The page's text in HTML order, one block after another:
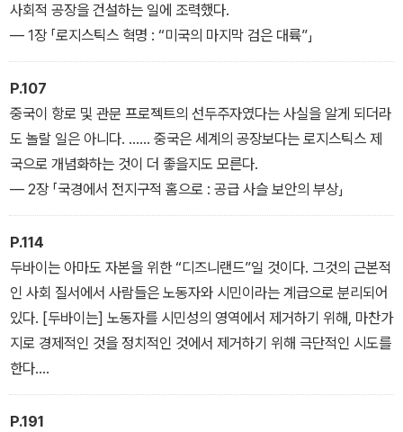
사회적 공장을 건설하는 일에 조력했다.
― 1장 「로지스틱스 혁명 : “미국의 마지막 검은 대륙”」
P.107
중국이 항로 및 관문 프로젝트의 선두주자였다는 사실을 알게 되더라
도 놀랄 일은 아니다. …… 중국은 세계의 공장보다는 로지스틱스 제
국으로 개념화하는 것이 더 좋을지도 모른다.
― 2장 「국경에서 전지구적 홈으로 : 공급 사슬 보안의 부상」
P.114
두바이는 아마도 자본을 위한 “디즈니랜드”일 것이다. 그것의 근본적
인 사회 질서에서 사람들은 노동자와 시민이라는 계급으로 분리되어
있다. [두바이는] 노동자를 시민성의 영역에서 제거하기 위해, 마찬가
지로 경제적인 것을 정치적인 것에서 제거하기 위해 극단적인 시도를
한다.
― 2장 「국경에서 전지구적 홈으로 : 공급 사슬 보안의 부상」
P.191